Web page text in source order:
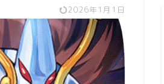
2026年1月1日